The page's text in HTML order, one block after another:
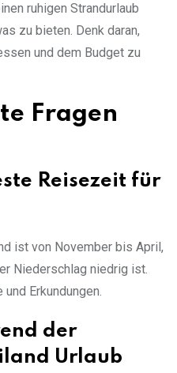
ruhigen Strandurlaub
zu bieten. Denk daran,
und dem Budget zu
Fragen
Reisezeit für
ist von November bis April,
Niederschlag niedrig ist.
Erkundungen.
der
Urlaub